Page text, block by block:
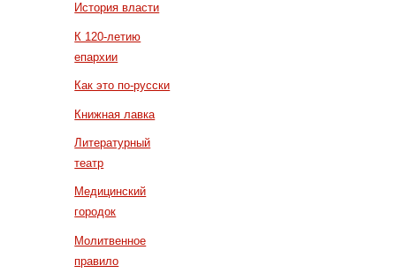
История власти
К 120-летию
епархии
Как это по-русски
Книжная лавка
Литературный
театр
Медицинский
городок
Молитвенное
правило